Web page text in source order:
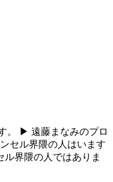
。 ▶ 遠藤まなみのプロ
セル界隈の人はいます
界隈の人ではありま